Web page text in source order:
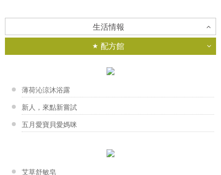
這是水管模的分層手法，牛奶配方滋潤入秋後乾燥的氣候...
含有70%珍貴亞油酸的月見草油，能溫和改善油膩易搔...
【分層甜點皂】紅心西瓜
製作分層皂的方式很簡單，不僅步驟操作容易，在視覺上...
【點心皂】馬卡龍甜心
賴淑美老師
甜甜的聲音道出簡單又可愛的堅持：『我想把手工皂設計...
葉惠美老師
擺滿原料的層架充滿瑞英老師真誠的溫度，就如同台東一...
香草工房台南店-藝術香氛蠟片
對於花，大家都有屬於自己的一套美感，創造出各有千秋...
年輕可愛的蕎蕎 帶著珍貴的母乳來作皂 聽著她在...
香草工房淡水店-擴香石吊飾課程
生活情報
新手大哉問-你不能不知道的幾件...
寒流來襲！改善手腳冰冷，驅寒有...
配方館
薄荷沁涼沐浴露
新人，來點新嘗試
五月愛寶貝愛媽咪
艾草舒敏皂